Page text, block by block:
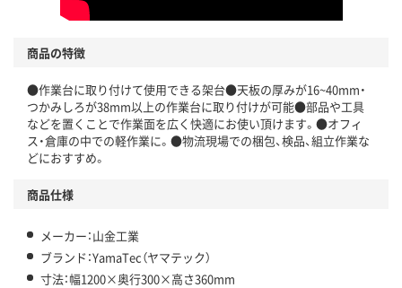
商品の特徴
●作業台に取り付けて使用できる架台●天板の厚みが16~40mm・
つかみしろが38mm以上の作業台に取り付けが可能●部品や工具
などを置くことで作業面を広く快適にお使い頂けます。●オフィ
ス・倉庫の中での軽作業に。●物流現場での梱包、検品、組立作業な
どにおすすめ。
商品仕様
メーカー：山金工業
ブランド：YamaTec（ヤマテック）
寸法：幅1200×奥行300×高さ360mm